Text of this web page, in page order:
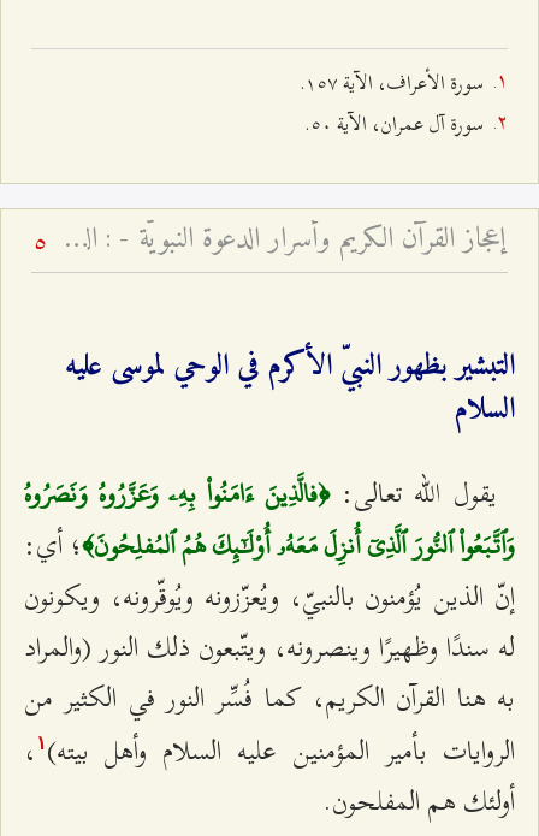
سورة الأعراف، الآية ۱٥۷.
سورة آل عمران، الآية ٥۰.
إعجاز القرآن الكريم وأسرار الدعوة النبويّة - : الدلالات العرفانيّة للخطاب الإلهيّ ﴿قُم فَأَنذِر﴾ وجذور الانحراف الأمويّ 5
التبشير بظهور النبيّ الأكرم في الوحي لموسى عليه
السلام
يقول الله تعالى:﴿فالَّذِينَ ءَامَنُواْ بِهِۦ وَعَزَّرُوهُ وَنَصَرُوهُ
وَٱتَّبَعُواْ ٱلنُّورَ ٱلَّذِيٓ أُنزِلَ مَعَهُۥ أُوْلَٰٓئِكَ هُمُ ٱلمُفلِحُونَ﴾؛ أي:
إنّ الذين يُؤمنون بالنبيّ، ويُعزّزونه ويُوقّرونه، ويكونون
له سندًا وظهيرًا وينصرونه، ويتّبعون ذلك النور (والمراد
به هنا القرآن الكريم، كما فُسِّر النور في الكثير من
الروايات بأمير المؤمنين عليه السلام وأهل بيته) ۱ ،
أولئك هم المفلحون.